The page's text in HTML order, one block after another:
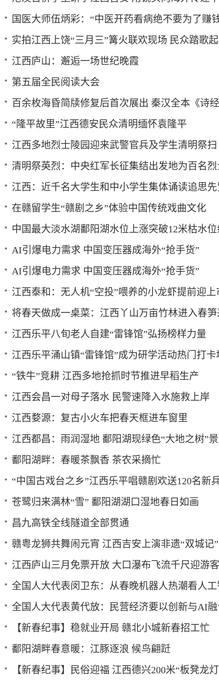
国医大师伍炳彩：“中医开药看病绝不要为了赚
实拍江西上饶“三月三”篝火联欢现场 民众踏歌
江西庐山：邂逅一场世纪晚霞
第五届全民阅读大会
百余枚海昏简牍修复后首次展出 秦汉全本《诗
“隆平故里”江西德安民众清明缅怀袁隆平
江西多地烈士陵园迎来武警官兵及学生清明祭扫
清明祭英烈：中央红军长征集结出发地为百名
江西：近千名大学生和中小学生集体诵读追思
在赣留学生“赣剧之乡”体验中国传统戏曲文化
中国最大淡水湖鄱阳湖水位上涨突破12米枯水
AI引爆电力需求 中国变压器成海外“抢手货”
AI引爆电力需求 中国变压器成海外“抢手货”
江西泰和：无人机“空投”喂养的小龙虾提前迎上
将春天做成一桌菜：江西丫山万亩竹林进入春
江西乐平八旬老人自建“雷锋馆”弘扬榜样力量
江西乐平涌山镇“雷锋馆”成为研学活动热门打卡
“铁牛”竞耕 江西多地抢抓时节推进早稻生产
江西会昌一对母子落水 民警速降入水施救上岸
江西婺源：复古小火车把春天框进车窗里
江西都昌：雨润湿地 鄱阳湖现绿色“大地之树”
鄱阳湖畔：春暖茶飘香 茶农采摘忙
“中国古戏台之乡”江西乐平唱赣剧欢送120名新
苍鹭归来满林“雪” 鄱阳湖湖口湿地春日如画
昌九高铁全线隧道全部贯通
赣粤龙狮共舞闹元宵 江西吉安上演非遗“双城记”
江西庐山三月免票开放 大口瀑布飞流千尺迎游客
全国人大代表闵卫东：从春晚机器人热潮看人
全国人大代表黄代放：民营经济要以创新与AI
【新春纪事】稳就业开局 赣北小城新春招工忙
鄱阳湖畔春意暖：江豚逐浪 候鸟翩跹
【新春纪事】民俗迎福 江西德兴200米“板凳龙